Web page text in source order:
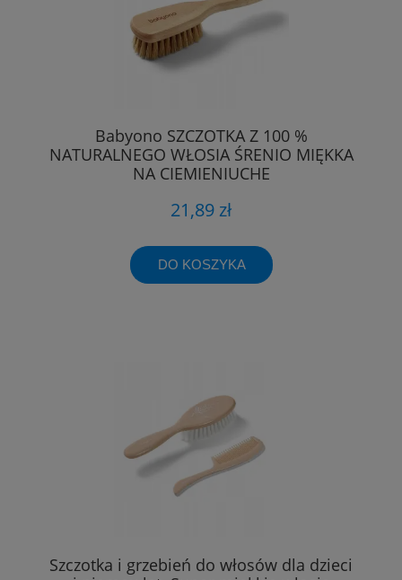
Babyono SZCZOTKA Z 100 %
NATURALNEGO WŁOSIA ŚRENIO MIĘKKA
NA CIEMIENIUCHE
21,89 zł
DO KOSZYKA
Szczotka i grzebień do włosów dla dzieci